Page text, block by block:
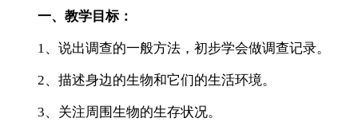
一、教学目标：
1、说出调查的一般方法，初步学会做调查记录。
2、描述身边的生物和它们的生活环境。
3、关注周围生物的生存状况。